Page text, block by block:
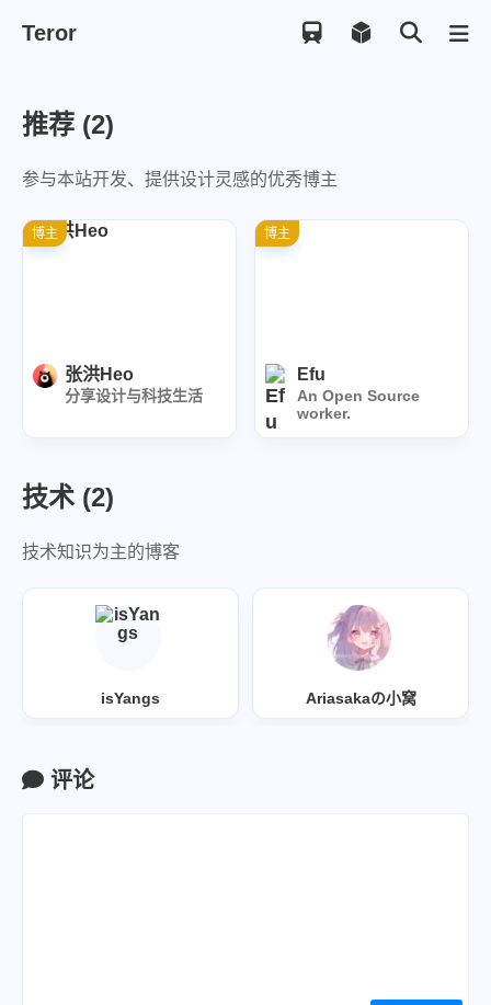
Shift A 打开控制台
Shift M
Teror
推荐 (2)
参与本站开发、提供设计灵感的优秀博主
博主
张洪Heo
分享设计与科技生活
博主
Efu
An Open Source
worker.
技术 (2)
技术知识为主的博客
isYangs Ariasakaの小窝
评论